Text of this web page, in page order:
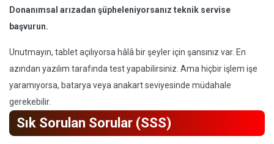
Donanımsal arızadan şüpheleniyorsanız teknik servise
başvurun.
Unutmayın, tablet açılıyorsa hâlâ bir şeyler için şansınız var. En
azından yazılım tarafında test yapabilirsiniz. Ama hiçbir işlem işe
yaramıyorsa, batarya veya anakart seviyesinde müdahale
gerekebilir.
Sık Sorulan Sorular (SSS)